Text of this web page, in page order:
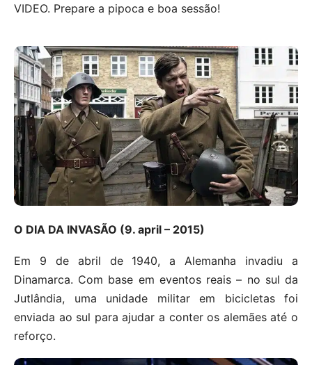
VIDEO. Prepare a pipoca e boa sessão!
O DIA DA INVASÃO (9. april – 2015)
Em 9 de abril de 1940, a Alemanha invadiu a
Dinamarca. Com base em eventos reais – no sul da
Jutlândia, uma unidade militar em bicicletas foi
enviada ao sul para ajudar a conter os alemães até o
reforço.